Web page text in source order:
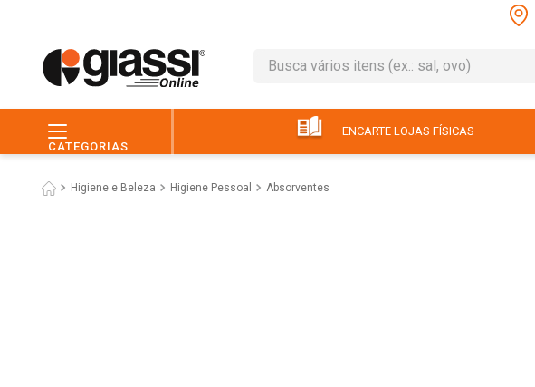
Busca vários itens (ex.: sal, ovo)
CATEGORIAS
ENCARTE LOJAS FÍSICAS
Higiene e Beleza Higiene Pessoal Absorventes
leite
3º queijo